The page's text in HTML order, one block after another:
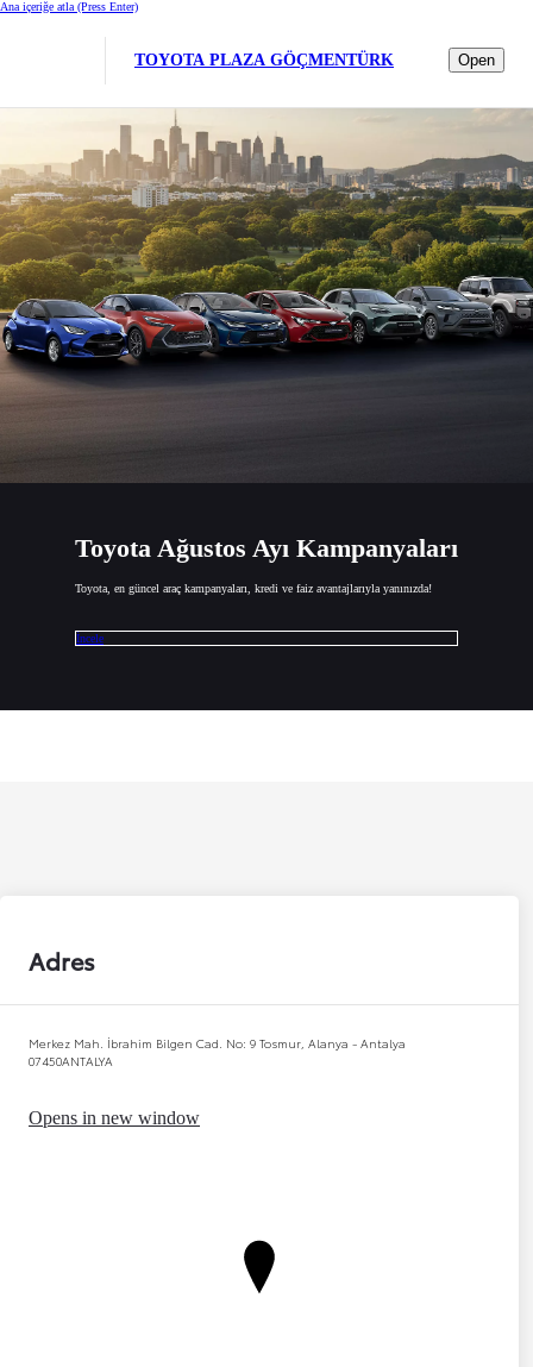
Ana içeriğe atla (Press Enter)
TOYOTA PLAZA GÖÇMENTÜRK Open
Toyota Ağustos Ayı Kampanyaları
Toyota, en güncel araç kampanyaları, kredi ve faiz avantajlarıyla yanınızda!
İncele
Adres
Merkez Mah. İbrahim Bilgen Cad. No: 9 Tosmur, Alanya - Antalya
07450ANTALYA
Opens in new window